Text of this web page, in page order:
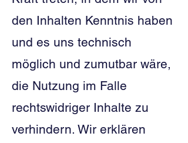
den Inhalten Kenntnis haben
und es uns technisch
möglich und zumutbar wäre,
die Nutzung im Falle
rechtswidriger Inhalte zu
verhindern. Wir erklären